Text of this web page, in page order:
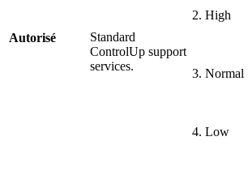
Autorisé
Standard
ControlUp support
services.
2. High
3. Normal
4. Low